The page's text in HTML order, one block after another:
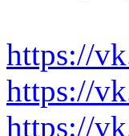
https://
https://
https://